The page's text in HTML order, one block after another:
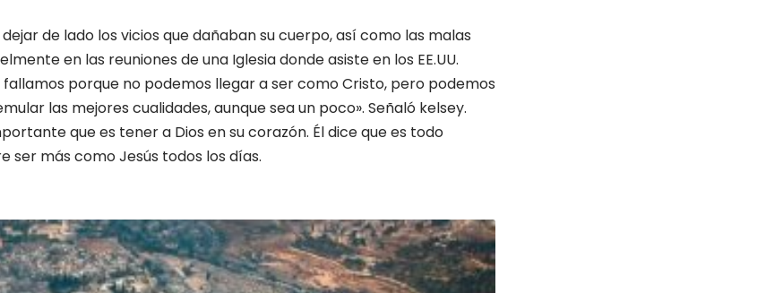
de lado los vicios que dañaban su cuerpo, así como las malas
en las reuniones de una Iglesia donde asiste en los EE.UU.
porque no podemos llegar a ser como Cristo, pero podemos
las mejores cualidades, aunque sea un poco». Señaló kelsey.
que es tener a Dios en su corazón. Él dice que es todo
ser más como Jesús todos los días.